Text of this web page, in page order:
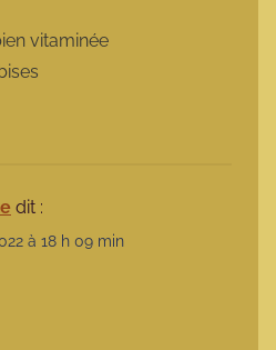
vitaminée
dit :
à 18 h 09 min